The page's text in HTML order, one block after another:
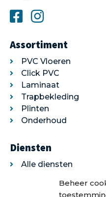
Beheer
Assortiment
PVC Vloeren
Click PVC
Laminaat
Trapbekleding
Plinten
Onderhoud
Diensten
Alle diensten
Egaliseren